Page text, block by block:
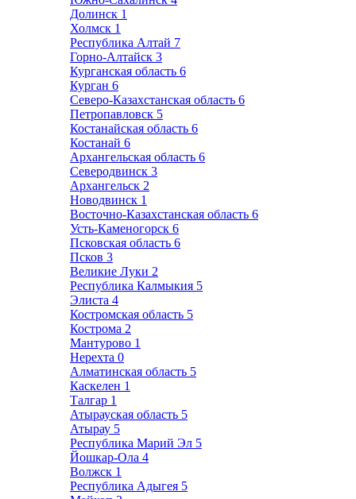
Долинск 1
Холмск 1
Республика Алтай 7
Горно-Алтайск 3
Курганская область 6
Курган 6
Северо-Казахстанская область 6
Петропавловск 5
Костанайская область 6
Костанай 6
Архангельская область 6
Северодвинск 3
Архангельск 2
Новодвинск 1
Восточно-Казахстанская область 6
Усть-Каменогорск 6
Псковская область 6
Псков 3
Великие Луки 2
Республика Калмыкия 5
Элиста 4
Костромская область 5
Кострома 2
Мантурово 1
Нерехта 0
Алматинская область 5
Каскелен 1
Талгар 1
Атырауская область 5
Атырау 5
Республика Марий Эл 5
Йошкар-Ола 4
Волжск 1
Республика Адыгея 5